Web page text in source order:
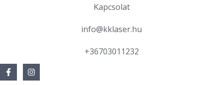
Kapcsolat
info@kklaser.hu
+36703011232